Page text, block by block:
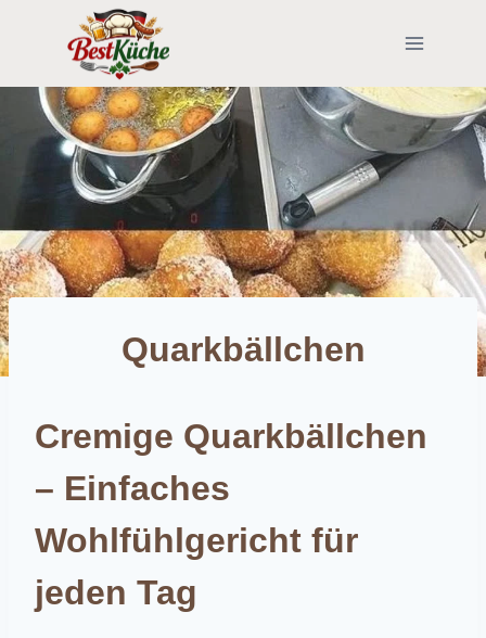
Quarkbällchen
Cremige Quarkbällchen
– Einfaches
Wohlfühlgericht für
jeden Tag